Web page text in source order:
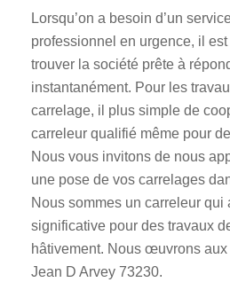
Lorsqu’on a besoin d’un
professionnel en urgence, il
trouver la société prête à
instantanément. Pour les
carrelage, il plus simple de
carreleur qualifié même pour
Nous vous invitons de nous
une pose de vos carrelages
Nous sommes un carreleur qui
significative pour des travaux
hâtivement. Nous œuvrons
Jean D Arvey 73230.